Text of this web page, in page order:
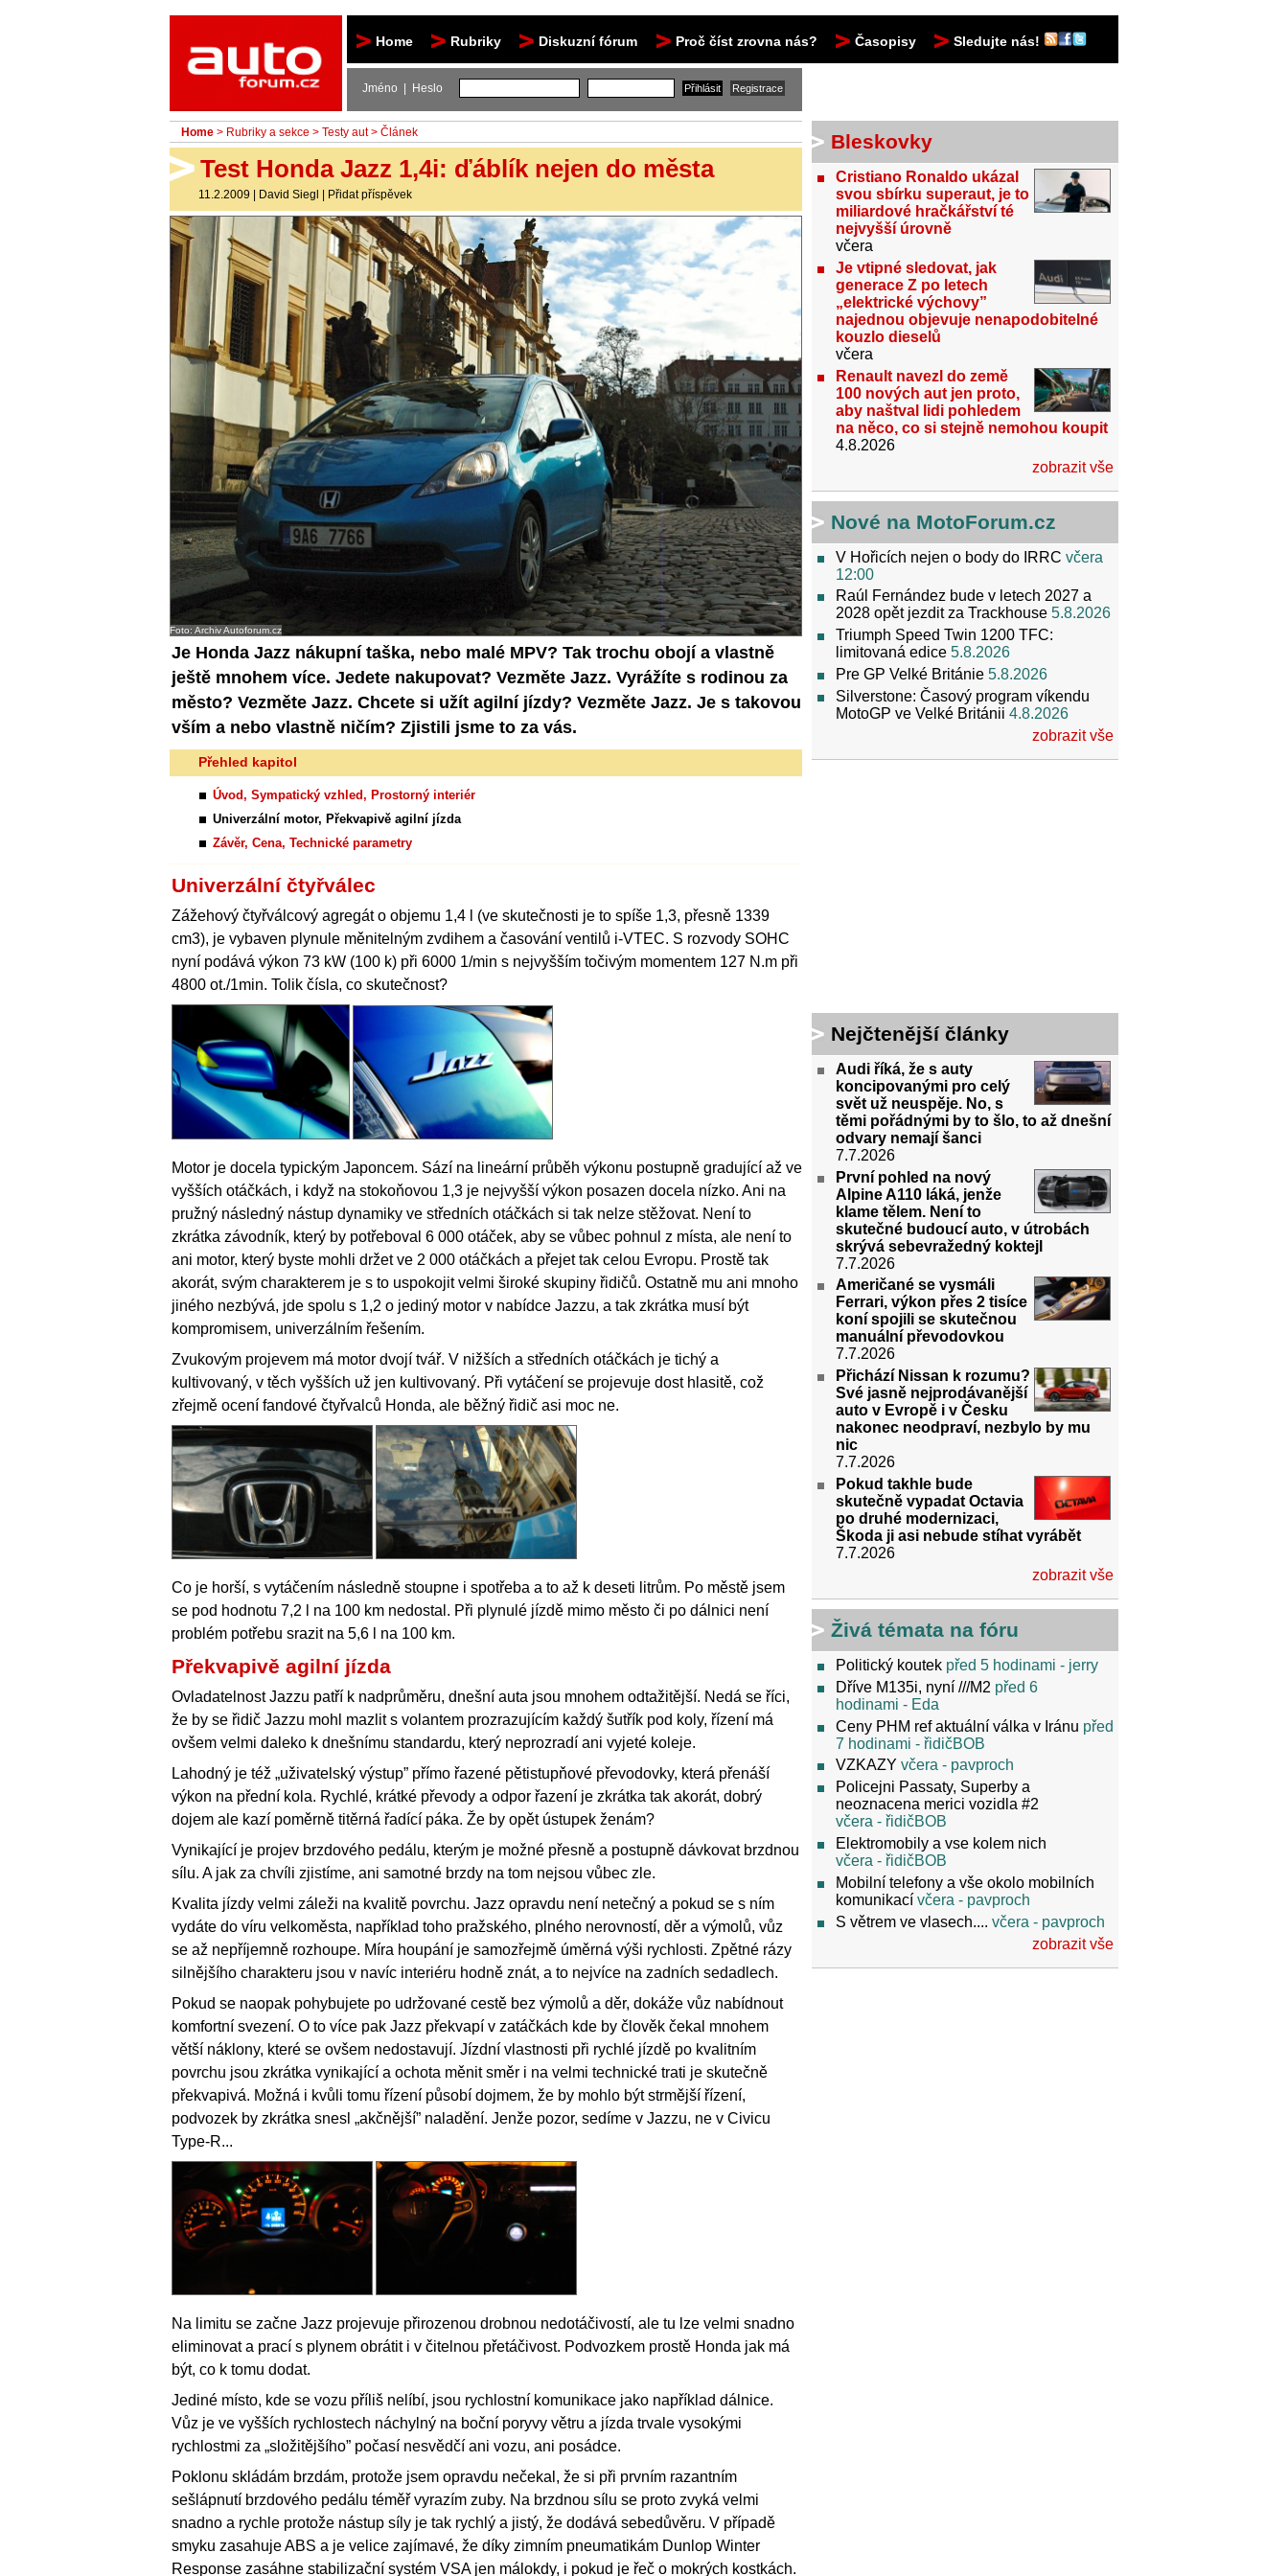
Home Rubriky Diskuzní fórum Proč číst zrovna nás? Časopisy Sledujte nás!
Jméno | Heslo
Home > Rubriky a sekce > Testy aut> Článek
Test Honda Jazz 1,4i: ďáblík nejen do města
11.2.2009 | David Siegl | Přidat příspěvek
Foto: Archiv Autoforum.cz
Je Honda Jazz nákupní taška, nebo malé MPV? Tak trochu obojí a vlastně
ještě mnohem více. Jedete nakupovat? Vezměte Jazz. Vyrážíte s rodinou za
město? Vezměte Jazz. Chcete si užít agilní jízdy? Vezměte Jazz. Je s takovou
vším a nebo vlastně ničím? Zjistili jsme to za vás.
Přehled kapitol
Úvod, Sympatický vzhled, Prostorný interiér
Univerzální motor, Překvapivě agilní jízda
Závěr, Cena, Technické parametry
Univerzální čtyřválec
Zážehový čtyřválcový agregát o objemu 1,4 l (ve skutečnosti je to spíše 1,3, přesně 1339
cm3), je vybaven plynule měnitelným zvdihem a časování ventilů i-VTEC. S rozvody SOHC
nyní podává výkon 73 kW (100 k) při 6000 1/min s nejvyšším točivým momentem 127 N.m při
4800 ot./1min. Tolik čísla, co skutečnost?
Motor je docela typickým Japoncem. Sází na lineární průběh výkonu postupně gradující až ve
vyšších otáčkách, i když na stokoňovou 1,3 je nejvyšší výkon posazen docela nízko. Ani na
pružný následný nástup dynamiky ve středních otáčkách si tak nelze stěžovat. Není to
zkrátka závodník, který by potřeboval 6 000 otáček, aby se vůbec pohnul z místa, ale není to
ani motor, který byste mohli držet ve 2 000 otáčkách a přejet tak celou Evropu. Prostě tak
akorát, svým charakterem je s to uspokojit velmi široké skupiny řidičů. Ostatně mu ani mnoho
jiného nezbývá, jde spolu s 1,2 o jediný motor v nabídce Jazzu, a tak zkrátka musí být
kompromisem, univerzálním řešením.
Zvukovým projevem má motor dvojí tvář. V nižších a středních otáčkách je tichý a
kultivovaný, v těch vyšších už jen kultivovaný. Při vytáčení se projevuje dost hlasitě, což
zřejmě ocení fandové čtyřvalců Honda, ale běžný řidič asi moc ne.
Co je horší, s vytáčením následně stoupne i spotřeba a to až k deseti litrům. Po městě jsem
se pod hodnotu 7,2 l na 100 km nedostal. Při plynulé jízdě mimo město či po dálnici není
problém potřebu srazit na 5,6 l na 100 km.
Překvapivě agilní jízda
Ovladatelnost Jazzu patří k nadprůměru, dnešní auta jsou mnohem odtažitější. Nedá se říci,
že by se řidič Jazzu mohl mazlit s volantem prozrazujícím každý šutřík pod koly, řízení má
ovšem velmi daleko k dnešnímu standardu, který neprozradí ani vyjeté koleje.
Lahodný je též „uživatelský výstup” přímo řazené pětistupňové převodovky, která přenáší
výkon na přední kola. Rychlé, krátké převody a odpor řazení je zkrátka tak akorát, dobrý
dojem ale kazí poměrně titěrná řadící páka. Že by opět ústupek ženám?
Vynikající je projev brzdového pedálu, kterým je možné přesně a postupně dávkovat brzdnou
sílu. A jak za chvíli zjistíme, ani samotné brzdy na tom nejsou vůbec zle.
Kvalita jízdy velmi záleži na kvalitě povrchu. Jazz opravdu není netečný a pokud se s ním
vydáte do víru velkoměsta, například toho pražského, plného nerovností, děr a výmolů, vůz
se až nepříjemně rozhoupe. Míra houpání je samozřejmě úměrná výši rychlosti. Zpětné rázy
silnějšího charakteru jsou v navíc interiéru hodně znát, a to nejvíce na zadních sedadlech.
Pokud se naopak pohybujete po udržované cestě bez výmolů a děr, dokáže vůz nabídnout
komfortní svezení. O to více pak Jazz překvapí v zatáčkách kde by člověk čekal mnohem
větší náklony, které se ovšem nedostavují. Jízdní vlastnosti při rychlé jízdě po kvalitním
povrchu jsou zkrátka vynikající a ochota měnit směr i na velmi technické trati je skutečně
překvapivá. Možná i kvůli tomu řízení působí dojmem, že by mohlo být strmější řízení,
podvozek by zkrátka snesl „akčnější” naladění. Jenže pozor, sedíme v Jazzu, ne v Civicu
Type-R...
Na limitu se začne Jazz projevuje přirozenou drobnou nedotáčivostí, ale tu lze velmi snadno
eliminovat a prací s plynem obrátit i v čitelnou přetáčivost. Podvozkem prostě Honda jak má
být, co k tomu dodat.
Jediné místo, kde se vozu příliš nelíbí, jsou rychlostní komunikace jako například dálnice.
Vůz je ve vyšších rychlostech náchylný na boční poryvy větru a jízda trvale vysokými
rychlostmi za „složitějšího” počasí nesvědčí ani vozu, ani posádce.
Poklonu skládám brzdám, protože jsem opravdu nečekal, že si při prvním razantním
sešlápnutí brzdového pedálu téměř vyrazím zuby. Na brzdnou sílu se proto zvyká velmi
snadno a rychle protože nástup síly je tak rychlý a jistý, že dodává sebedůvěru. V případě
smyku zasahuje ABS a je velice zajímavé, že díky zimním pneumatikám Dunlop Winter
Response zasáhne stabilizační systém VSA jen málokdy, i pokud je řeč o mokrých kostkách.
Bleskovky
Cristiano Ronaldo ukázal
svou sbírku superaut, je to
miliardové hračkářství té
nejvyšší úrovně
včera
Je vtipné sledovat, jak
generace Z po letech
„elektrické výchovy”
najednou objevuje nenapodobitelné
kouzlo dieselů
včera
Renault navezl do země
100 nových aut jen proto,
aby naštval lidi pohledem
na něco, co si stejně nemohou koupit
4.8.2026
zobrazit vše
Nové na MotoForum.cz
V Hořicích nejen o body do IRRC včera
12:00
Raúl Fernández bude v letech 2027 a
2028 opět jezdit za Trackhouse 5.8.2026
Triumph Speed Twin 1200 TFC:
limitovaná edice 5.8.2026
Pre GP Velké Británie 5.8.2026
Silverstone: Časový program víkendu
MotoGP ve Velké Británii 4.8.2026
zobrazit vše
Nejčtenější články
Audi říká, že s auty
koncipovanými pro celý
svět už neuspěje. No, s
těmi pořádnými by to šlo, to až dnešní
odvary nemají šanci
7.7.2026
První pohled na nový
Alpine A110 láká, jenže
klame tělem. Není to
skutečné budoucí auto, v útrobách
skrývá sebevražedný koktejl
7.7.2026
Američané se vysmáli
Ferrari, výkon přes 2 tisíce
koní spojili se skutečnou
manuální převodovkou
7.7.2026
Přichází Nissan k rozumu?
Své jasně nejprodávanější
auto v Evropě i v Česku
nakonec neodpraví, nezbylo by mu
nic
7.7.2026
Pokud takhle bude
skutečně vypadat Octavia
po druhé modernizaci,
Škoda ji asi nebude stíhat vyrábět
7.7.2026
zobrazit vše
Živá témata na fóru
Politický koutek před 5 hodinami - jerry
Dříve M135i, nyní ///M2 před 6
hodinami - Eda
Ceny PHM ref aktuální válka v Iránu před
7 hodinami - řidičBOB
VZKAZY včera - pavproch
Policejni Passaty, Superby a
neoznacena merici vozidla #2
včera - řidičBOB
Elektromobily a vse kolem nich
včera - řidičBOB
Mobilní telefony a vše okolo mobilních
komunikací včera - pavproch
S větrem ve vlasech.... včera - pavproch
zobrazit vše